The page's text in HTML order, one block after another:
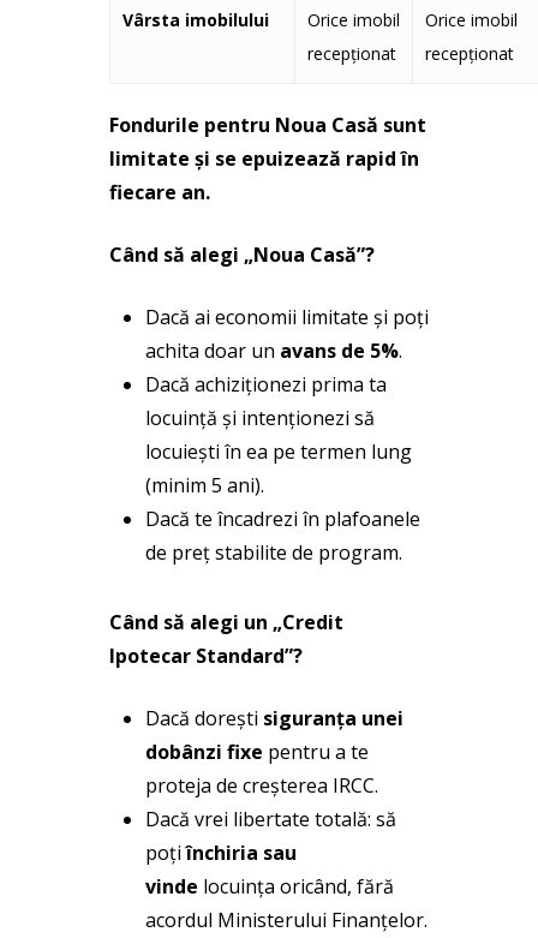
Vârsta imobilului
Orice imobil
recepționat
Orice imobil
recepționat
Fondurile pentru Noua Casă sunt
limitate și se epuizează rapid în
fiecare an.
Când să alegi „Noua Casă”?
Dacă ai economii limitate și poți
achita doar un avans de 5%.
Dacă achiziționezi prima ta
locuință și intenționezi să
locuiești în ea pe termen lung
(minim 5 ani).
Dacă te încadrezi în plafoanele
de preț stabilite de program.
Când să alegi un „Credit
Ipotecar Standard”?
Dacă dorești siguranța unei
dobânzi fixe pentru a te
proteja de creșterea IRCC.
Dacă vrei libertate totală: să
poțiînchiria sau
vinde locuința oricând, fără
acordul Ministerului Finanțelor.